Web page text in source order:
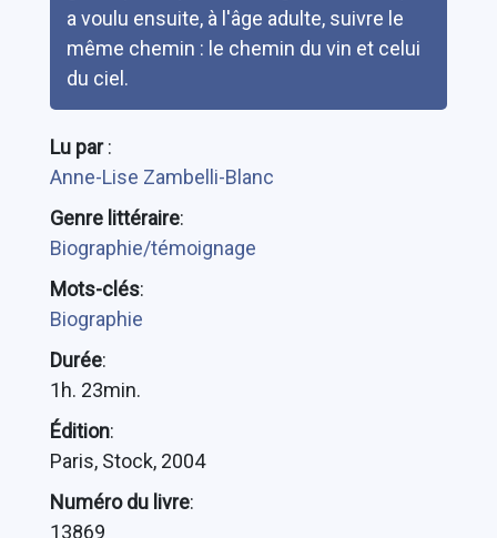
a voulu ensuite, à l'âge adulte, suivre le
même chemin : le chemin du vin et celui
du ciel.
Lu par:
Anne-Lise Zambelli-Blanc
Genre littéraire:
Biographie/témoignage
Mots-clés:
Biographie
Durée:
1h. 23min.
Édition:
Paris, Stock, 2004
Numéro du livre:
13869